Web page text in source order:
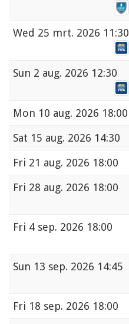
Wed 25 mrt. 2026 11:30
Sun 2 aug. 2026 12:30
Mon 10 aug. 2026 18:00
Sat 15 aug. 2026 14:30
Fri 21 aug. 2026 18:00
Fri 28 aug. 2026 18:00
Fri 4 sep. 2026 18:00
Sun 13 sep. 2026 14:45
Fri 18 sep. 2026 18:00